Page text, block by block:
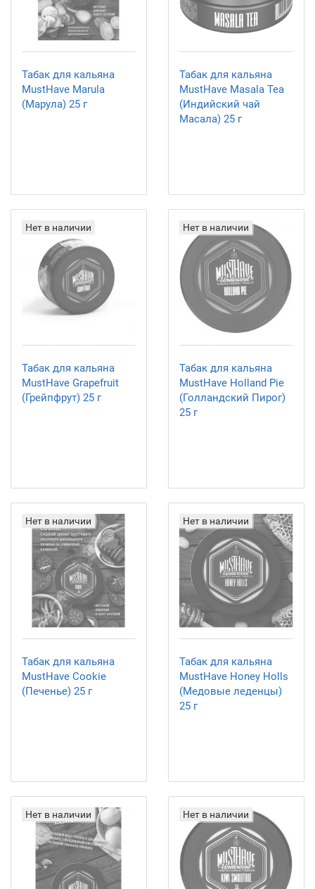
Табак для кальяна
MustHave Marula
(Марула) 25 г
Табак для кальяна
MustHave Masala Tea
(Индийский чай
Масала) 25 г
Нет в наличии
Табак для кальяна
MustHave Grapefruit
(Грейпфрут) 25 г
Нет в наличии
Табак для кальяна
MustHave Holland Pie
(Голландский Пирог)
25 г
Нет в наличии
Табак для кальяна
MustHave Cookie
(Печенье) 25 г
Нет в наличии
Табак для кальяна
MustHave Honey Holls
(Медовые леденцы)
25 г
Нет в наличии Нет в наличии